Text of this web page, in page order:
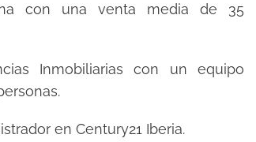
con una venta media de 35
Inmobiliarias con un equipo
en Century21 Iberia.